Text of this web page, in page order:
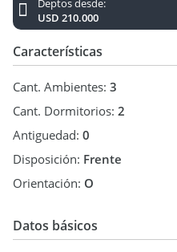
Deptos desde:
USD 210.000
Características
Cant. Ambientes: 3
Cant. Dormitorios: 2
Antiguedad: 0
Disposición: Frente
Orientación: O
Datos básicos